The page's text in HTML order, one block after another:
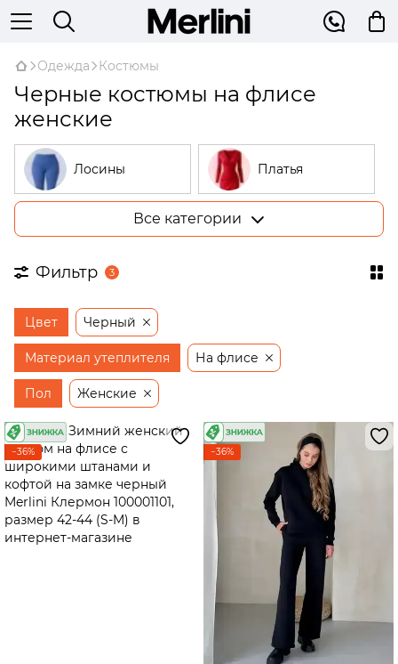
Одежда Костюмы
Черные костюмы на флисе
женские
Лосины Платья
Гольфы
Пижамы
Рубашки Жилетки
Штаны
Юбки Велосипедки
Футболки
Все категории
Фильтр 3
Цвет Черный
Материал утеплителя На флисе
Пол Женские
−36% −36%